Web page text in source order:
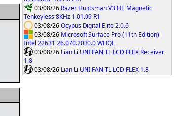
03/08/26 Razer Huntsman V3 HE Magnetic
Tenkeyless 8KHz 1.01.09 R1
03/08/26Ocypus Digital Elite 2.0.6
03/08/26 Microsoft Surface Pro (11th Edition)
Intel 22631 26.070.2030.0 WHQL
03/08/26 Lian Li UNI FAN TL LCD FLEX Receiver
1.8
03/08/26 Lian Li UNI FAN TL LCD FLEX 1.8